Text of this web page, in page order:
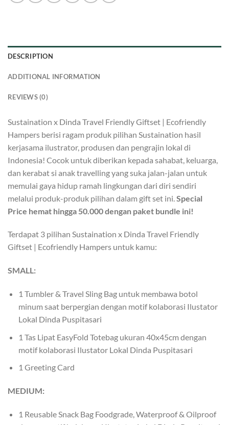
DESCRIPTION
ADDITIONAL INFORMATION
REVIEWS (0)
Sustaination x Dinda Travel Friendly Giftset | Ecofriendly
Hampers berisi ragam produk pilihan Sustaination hasil
kerjasama ilustrator, produsen dan pengrajin lokal di
Indonesia! Cocok untuk diberikan kepada sahabat, keluarga,
dan kerabat si anak travelling yang suka jalan-jalan untuk
memulai gaya hidup ramah lingkungan dari diri sendiri
melalui produk-produk pilihan dalam gift set ini. Special
Price hemat hingga 50.000 dengan paket bundle ini!
Terdapat 3 pilihan Sustaination x Dinda Travel Friendly
Giftset | Ecofriendly Hampers untuk kamu:
SMALL:
1 Tumbler & Travel Sling Bag untuk membawa botol
minum saat berpergian dengan motif kolaborasi Ilustator
Lokal Dinda Puspitasari
1 Tas Lipat EasyFold Totebag ukuran 40x45cm dengan
motif kolaborasi Ilustator Lokal Dinda Puspitasari
1 Greeting Card
MEDIUM:
1 Reusable Snack Bag Foodgrade, Waterproof & Oilproof